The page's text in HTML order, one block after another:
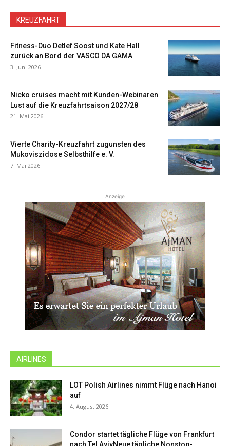
KREUZFAHRT
Fitness-Duo Detlef Soost und Kate Hall
zurück an Bord der VASCO DA GAMA
3. Juni 2026
Nicko cruises macht mit Kunden-Webinaren
Lust auf die Kreuzfahrtsaison 2027/28
21. Mai 2026
Vierte Charity-Kreuzfahrt zugunsten des
Mukoviszidose Selbsthilfe e. V.
7. Mai 2026
Anzeige
AIRLINES
LOT Polish Airlines nimmt Flüge nach Hanoi
auf
4. August 2026
Condor startet tägliche Flüge von Frankfurt
nach Tel AvivNeue tägliche Nonstop-